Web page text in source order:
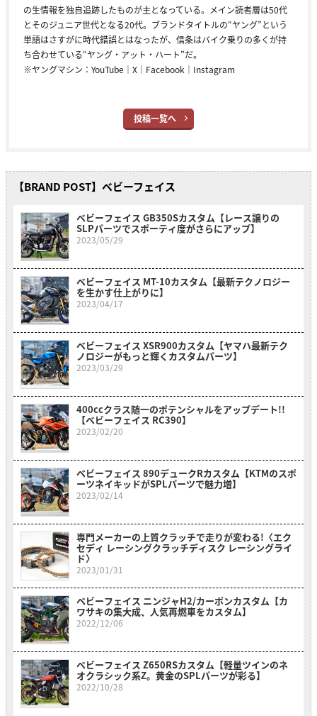
の生情報を独自追跡したものが主となっている。メイン読者層は50代
とそのジュニア世代となる20代。ブランドタイトルの“ヤング”という
単語はさすがに時代錯誤とはなったが、信条はバイク乗りの多くが持
ち合わせている“ヤング・アット・ハート”だ。
※ヤングマシン： YouTube ｜ X ｜ Facebook ｜ Instagram
投稿一覧へ
【BRAND POST】ベビーフェイス
ベビーフェイス GB350Sカスタム【レース譲りの
SLPパーツでスポーティ度がさらにアップ】
2023/05/29
ベビーフェイス MT-10カスタム【最新テクノロジー
を生かす仕上がりに】
2023/04/17
ベビーフェイス XSR900カスタム【ヤマハ最新テク
ノロジーがもっと輝くカスタムパーツ】
2023/03/29
400ccクラス随一のポテンシャルをアップデート!!
【ベビーフェイス RC390】
2023/02/20
ベビーフェイス 890デュークRカスタム【KTMのスポ
ーツネイキッドがSPLパーツで魅力増】
2023/02/14
専門メーカーの上質クラッチで走りが変わる!〈エク
セディ レーシングクラッチディスク レーシングライ
ド〉
2023/01/31
ベビーフェイス ニンジャH2/カーボンカスタム【カ
ワサキの集大成、人気再燃車をカスタム】
2022/12/06
ベビーフェイス Z650RSカスタム【軽量ツインのネ
オクラシック系Z。黄金のSPLパーツが彩る】
2022/10/28